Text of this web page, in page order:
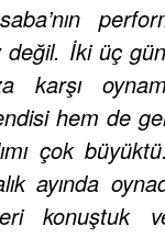
İki üç
karşı
hem de
çok
ayında
konuştuk